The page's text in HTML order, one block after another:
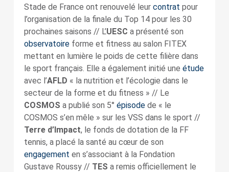
Stade de France ont renouvelé leur contrat pour
l’organisation de la finale du Top 14 pour les 30
prochaines saisons // L’UESC a présenté son
observatoireforme et fitness au salon FITEX
mettant en lumière le poids de cette filière dans
le sport français. Elle a également initié une étude
avec l’AFLD « la nutrition et l’écologie dans le
secteur de la forme et du fitness » // Le
COSMOS a publié son 5° épisodede « le
COSMOS s’en mêle » sur les VSS dans le sport //
Terre d’Impact, le fonds de dotation de la FF
tennis, a placé la santé au cœur de son
engagement en s’associant à la Fondation
Gustave Roussy // TES a remis officiellement le